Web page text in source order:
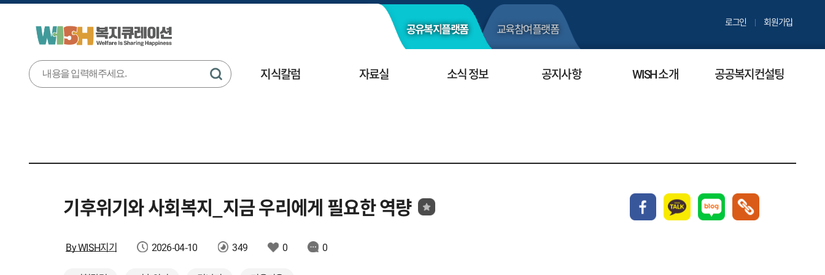
공유복지플랫폼 교육참여플랫폼 로그인 회원가입
지식칼럼 자료실 소식 정보 공지사항 WISH 소개 공공복지컨설팅
기후위기와 사회복지_지금 우리에게 필요한 역량
By WISH지기 2026-04-10 349 0 0